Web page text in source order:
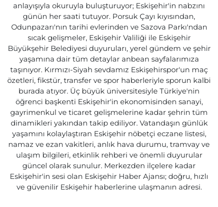
anlayışıyla okuruyla buluşturuyor; Eskişehir'in nabzını
günün her saati tutuyor. Porsuk Çayı kıyısından,
Odunpazarı'nın tarihi evlerinden ve Sazova Parkı'ndan
sıcak gelişmeler, Eskişehir Valiliği ile Eskişehir
Büyükşehir Belediyesi duyuruları, yerel gündem ve şehir
yaşamına dair tüm detaylar anbean sayfalarımıza
taşınıyor. Kırmızı-Siyah sevdamız Eskişehirspor'un maç
özetleri, fikstür, transfer ve spor haberleriyle sporun kalbi
burada atıyor. Üç büyük üniversitesiyle Türkiye'nin
öğrenci başkenti Eskişehir'in ekonomisinden sanayi,
gayrimenkul ve ticaret gelişmelerine kadar şehrin tüm
dinamikleri yakından takip ediliyor. Vatandaşın günlük
yaşamını kolaylaştıran Eskişehir nöbetçi eczane listesi,
namaz ve ezan vakitleri, anlık hava durumu, tramvay ve
ulaşım bilgileri, etkinlik rehberi ve önemli duyurular
güncel olarak sunulur. Merkezden ilçelere kadar
Eskişehir'in sesi olan Eskişehir Haber Ajansı; doğru, hızlı
ve güvenilir Eskişehir haberlerine ulaşmanın adresi.